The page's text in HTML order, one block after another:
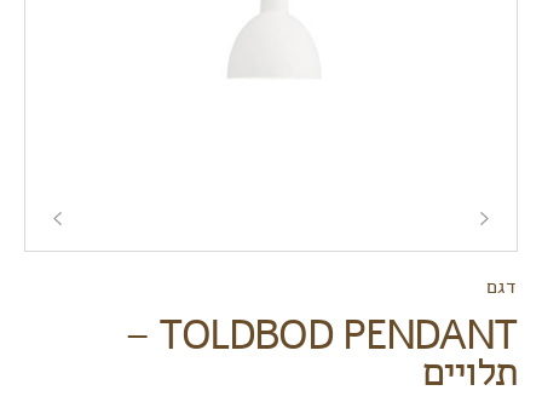
דגם
TOLDBOD PENDANT –
תלויים